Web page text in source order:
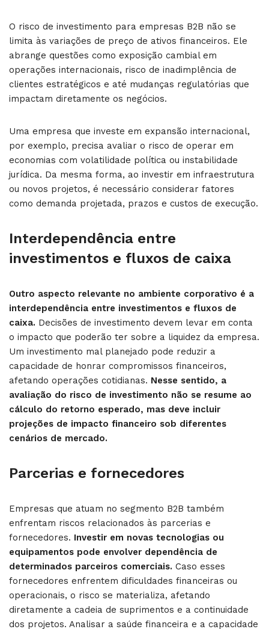
O risco de investimento para empresas B2B não se
limita às variações de preço de ativos financeiros. Ele
abrange questões como exposição cambial em
operações internacionais, risco de inadimplência de
clientes estratégicos e até mudanças regulatórias que
impactam diretamente os negócios.
Uma empresa que investe em expansão internacional,
por exemplo, precisa avaliar o risco de operar em
economias com volatilidade política ou instabilidade
jurídica. Da mesma forma, ao investir em infraestrutura
ou novos projetos, é necessário considerar fatores
como demanda projetada, prazos e custos de execução.
Interdependência entre
investimentos e fluxos de caixa
Outro aspecto relevante no ambiente corporativo é a
interdependência entre investimentos e fluxos de
caixa. Decisões de investimento devem levar em conta
o impacto que poderão ter sobre a liquidez da empresa.
Um investimento mal planejado pode reduzir a
capacidade de honrar compromissos financeiros,
afetando operações cotidianas. Nesse sentido, a
avaliação do risco de investimento não se resume ao
cálculo do retorno esperado, mas deve incluir
projeções de impacto financeiro sob diferentes
cenários de mercado.
Parcerias e fornecedores
Empresas que atuam no segmento B2B também
enfrentam riscos relacionados às parcerias e
fornecedores. Investir em novas tecnologias ou
equipamentos pode envolver dependência de
determinados parceiros comerciais. Caso esses
fornecedores enfrentem dificuldades financeiras ou
operacionais, o risco se materializa, afetando
diretamente a cadeia de suprimentos e a continuidade
dos projetos. Analisar a saúde financeira e a capacidade